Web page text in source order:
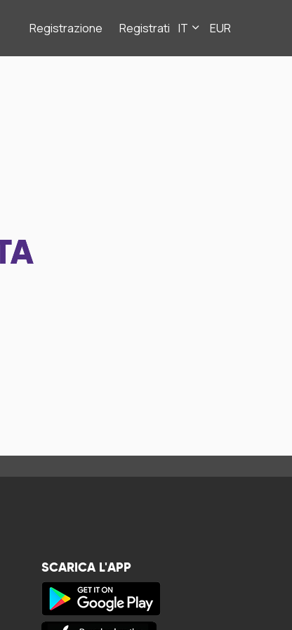
Registrazione Registrati IT EUR
SCARICA L'APP